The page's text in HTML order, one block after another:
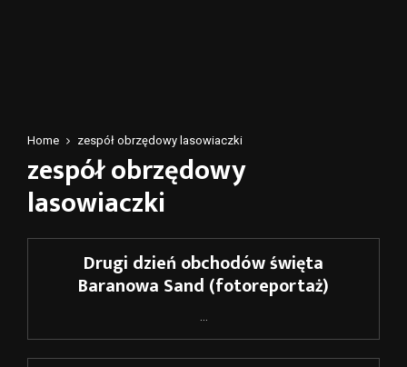
Home zespół obrzędowy lasowiaczki
zespół obrzędowy
lasowiaczki
Drugi dzień obchodów święta
Baranowa Sand (fotoreportaż)